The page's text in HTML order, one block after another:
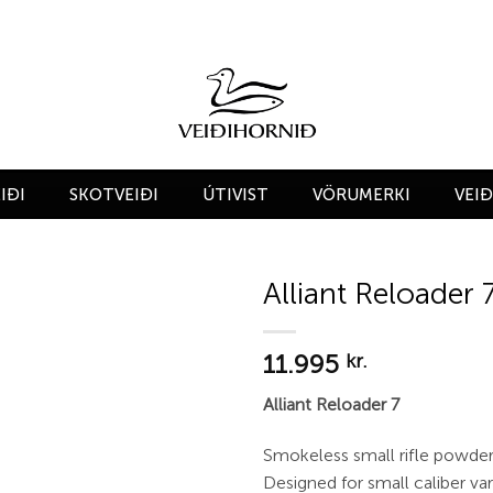
SKOTVEIÐI ÚTIVIST VÖRUMERKI
Alliant Reloader
11.995 kr.
Alliant Reloader 7
Smokeless small rifle powder
Designed for small caliber